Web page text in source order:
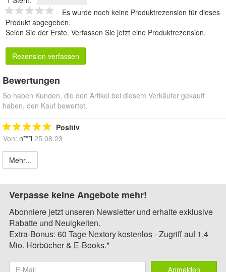
Es wurde noch keine Produktrezension für dieses
Produkt abgegeben.
Seien Sie der Erste. Verfassen Sie jetzt eine Produktrezension.
Rezension verfassen
Bewertungen
So haben Kunden, die den Artikel bei diesem Verkäufer gekauft
haben, den Kauf bewertet.
Positiv
Von: n***i 25.08.23
Mehr...
Verpasse keine Angebote mehr!
Abonniere jetzt unseren Newsletter und erhalte exklusive
Rabatte und Neuigkeiten.
Extra-Bonus: 60 Tage Nextory kostenlos - Zugriff auf 1,4
Mio. Hörbücher & E-Books.*
Anmelden